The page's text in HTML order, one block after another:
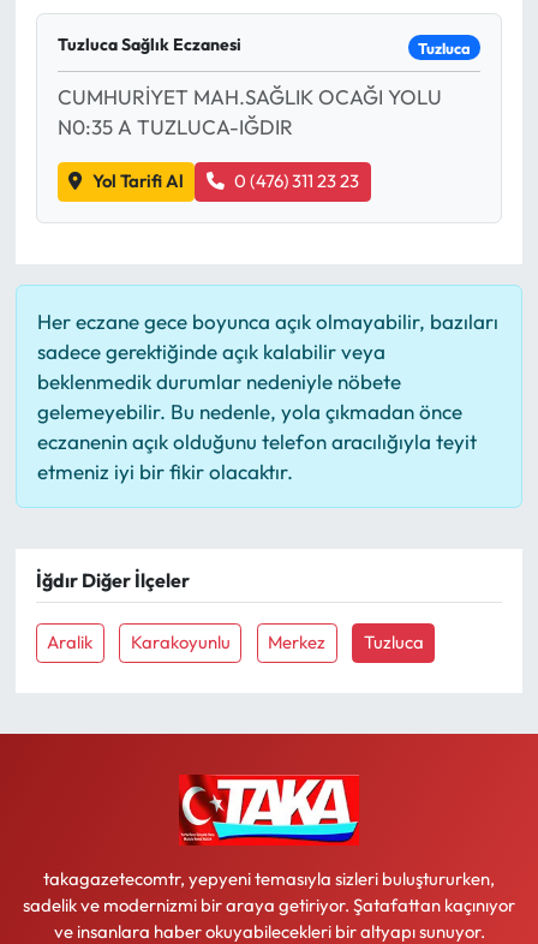
Tuzluca Sağlık Eczanesi Tuzluca
CUMHURİYET MAH.SAĞLIK OCAĞI YOLU
N0:35 A TUZLUCA-IĞDIR
Yol Tarifi Al 0 (476) 311 23 23
Her eczane gece boyunca açık olmayabilir, bazıları
sadece gerektiğinde açık kalabilir veya
beklenmedik durumlar nedeniyle nöbete
gelemeyebilir. Bu nedenle, yola çıkmadan önce
eczanenin açık olduğunu telefon aracılığıyla teyit
etmeniz iyi bir fikir olacaktır.
İğdır Diğer İlçeler
Aralik Karakoyunlu Merkez Tuzluca
takagazetecomtr, yepyeni temasıyla sizleri buluştururken,
sadelik ve modernizmi bir araya getiriyor. Şatafattan kaçınıyor
ve insanlara haber okuyabilecekleri bir altyapı sunuyor.
Mektup Galeri
Röportaj
Manşet
Köşe Yazıları
Karikatür Galeri
BIK
ASTROLOJİ
Spor Yazıları
Ekonomi
Sağlık